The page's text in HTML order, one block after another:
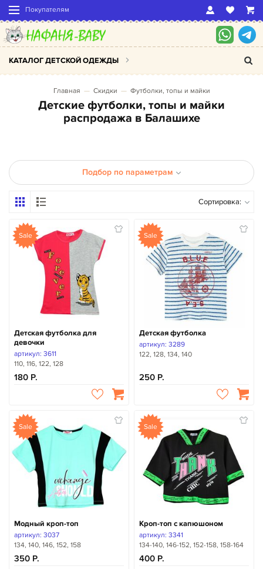
Покупателям
КАТАЛОГ ДЕТСКОЙ ОДЕЖДЫ
Главная Скидки Футболки, топы и майки
Детские футболки, топы и майки
распродажа в Балашихе
Подбор по параметрам
Сортировка:
Sale
Детская футболка для
девочки
артикул: 3611
110, 116, 122, 128
180
Sale
Детская футболка
артикул: 3289
122, 128, 134, 140
250
Sale
Модный кроп-топ
артикул: 3037
134, 140, 146, 152, 158
350
Sale
Кроп-топ с капюшоном
артикул: 3341
134-140, 146-152, 152-158, 158-164
400